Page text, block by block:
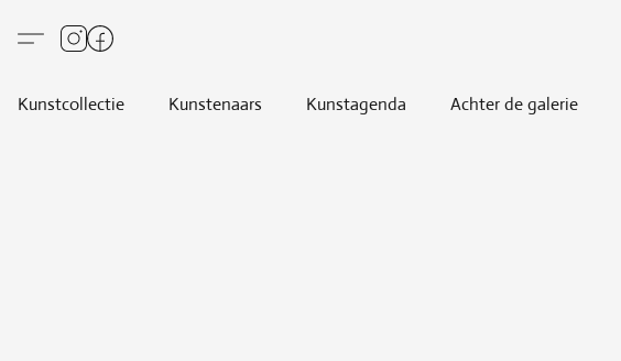
Kunstcollectie Kunstenaars Kunstagenda Achter de galerie